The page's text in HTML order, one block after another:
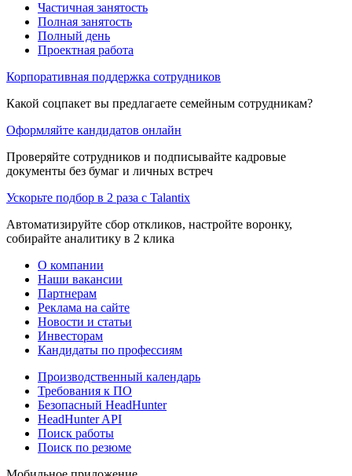
Частичная занятость
Полная занятость
Полный день
Проектная работа
Корпоративная поддержка сотрудников
Какой соцпакет вы предлагаете семейным сотрудникам?
Оформляйте кандидатов онлайн
Проверяйте сотрудников и подписывайте кадровые
документы без бумаг и личных встреч
Ускорьте подбор в 2 раза с Talantix
Автоматизируйте сбор откликов, настройте воронку,
собирайте аналитику в 2 клика
О компании
Наши вакансии
Партнерам
Реклама на сайте
Новости и статьи
Инвесторам
Кандидаты по профессиям
Производственный календарь
Требования к ПО
Безопасный HeadHunter
HeadHunter API
Поиск работы
Поиск по резюме